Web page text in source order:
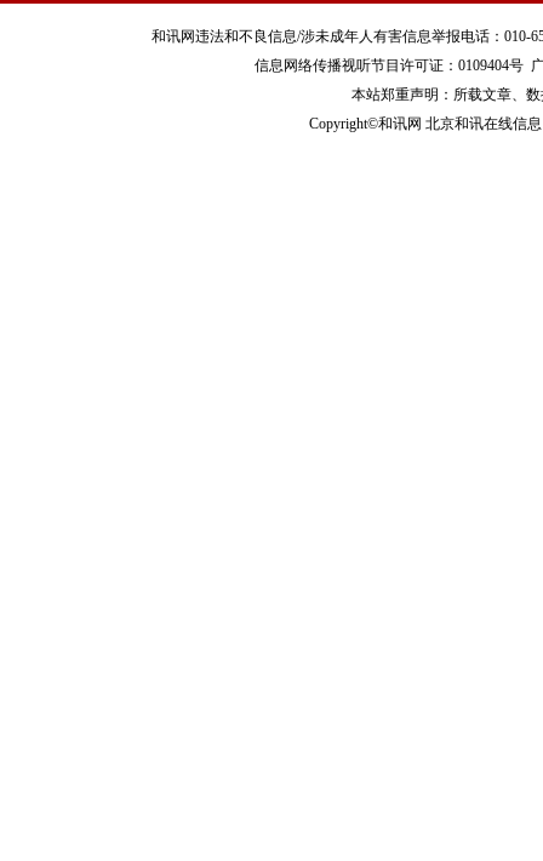
和讯网违法和不良信息/涉未成年人有害信息举报电话：010-
信息网络传播视听节目许可证：0109404号
本站郑重声明：所载文章、
Copyright©和讯网 北京和讯在线信